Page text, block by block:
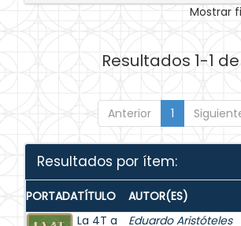
Mostrar
Resultados 1-1 de
Anterior 1
Resultados por ítem:
PORTADATÍTULO AUTOR(ES)
La 4T a
Eduardo Aristóteles